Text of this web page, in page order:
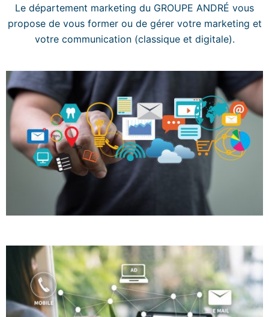
Le département marketing du GROUPE ANDRÉ vous
propose de vous former ou de gérer votre marketing et
votre communication (classique et digitale).